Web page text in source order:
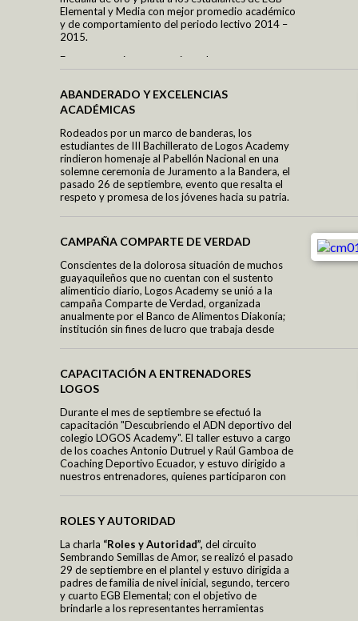
Servicios Complementarios
Extracurriculares
Talleres Co-curriculares
Departamento Médico
Transportación
Nuestras Fortalezas
Convenios Internacionales
Preescolar 100% Inglés
Programa 100% Inglés
Vivir la experiencia
Circuitos Académicos
Matemáticas
Lenguaje Integral
Tecnología Educativa
Formación en Valores
Comunidad
My first stories
My first letters
Amamos la lectura
Mis primeros cuentos
Mis primeras letras
Léeme un cuento
Elemental y Media con mejor promedio académico
y de comportamiento del periodo lectivo 2014 –
2015.
Fue una emotiva ceremonia, en la que nuestros
orgullosos padres de familia, fueron los invitados
ABANDERADO Y EXCELENCIAS
ACADÉMICAS
Rodeados por un marco de banderas, los
estudiantes de III Bachillerato de Logos Academy
rindieron homenaje al Pabellón Nacional en una
solemne ceremonia de Juramento a la Bandera, el
pasado 26 de septiembre, evento que resalta el
respeto y promesa de los jóvenes hacia su patria.
Los estudiantes que alcanzaron las distinguidas
CAMPAÑA COMPARTE DE VERDAD
Conscientes de la dolorosa situación de muchos
guayaquileños que no cuentan con el sustento
alimenticio diario, Logos Academy se unió a la
campaña Comparte de Verdad, organizada
anualmente por el Banco de Alimentos Diakonía;
institución sin fines de lucro que trabaja desde
alimentos.
Por medio de las tutorías, la institución receptó la
avena, fideos, aceite, azúcar, atún o sardinas, fréjol,
lentejas, leche en polvo, garbanzos.
CAPACITACIÓN A ENTRENADORES
LOGOS
Durante el mes de septiembre se efectuó la
capacitación "Descubriendo el ADN deportivo del
colegio LOGOS Academy". El taller estuvo a cargo
de los coaches Antonio Dutruel y Raúl Gamboa de
Coaching Deportivo Ecuador, y estuvo dirigido a
nuestros entrenadores, quienes participaron con
que las distintas disciplinas que cada uno de ellos
dirige.
ROLES Y AUTORIDAD
La charla “Roles y Autoridad”, del circuito
Sembrando Semillas de Amor, se realizó el pasado
29 de septiembre en el plantel y estuvo dirigida a
padres de familia de nivel inicial, segundo, tercero
y cuarto EGB Elemental; con el objetivo de
brindarle a los representantes herramientas